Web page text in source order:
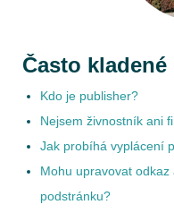
Často kladené
Kdo je publisher?
Nejsem živnostník ani
Jak probíhá vyplácení
Mohu upravovat
podstránku?